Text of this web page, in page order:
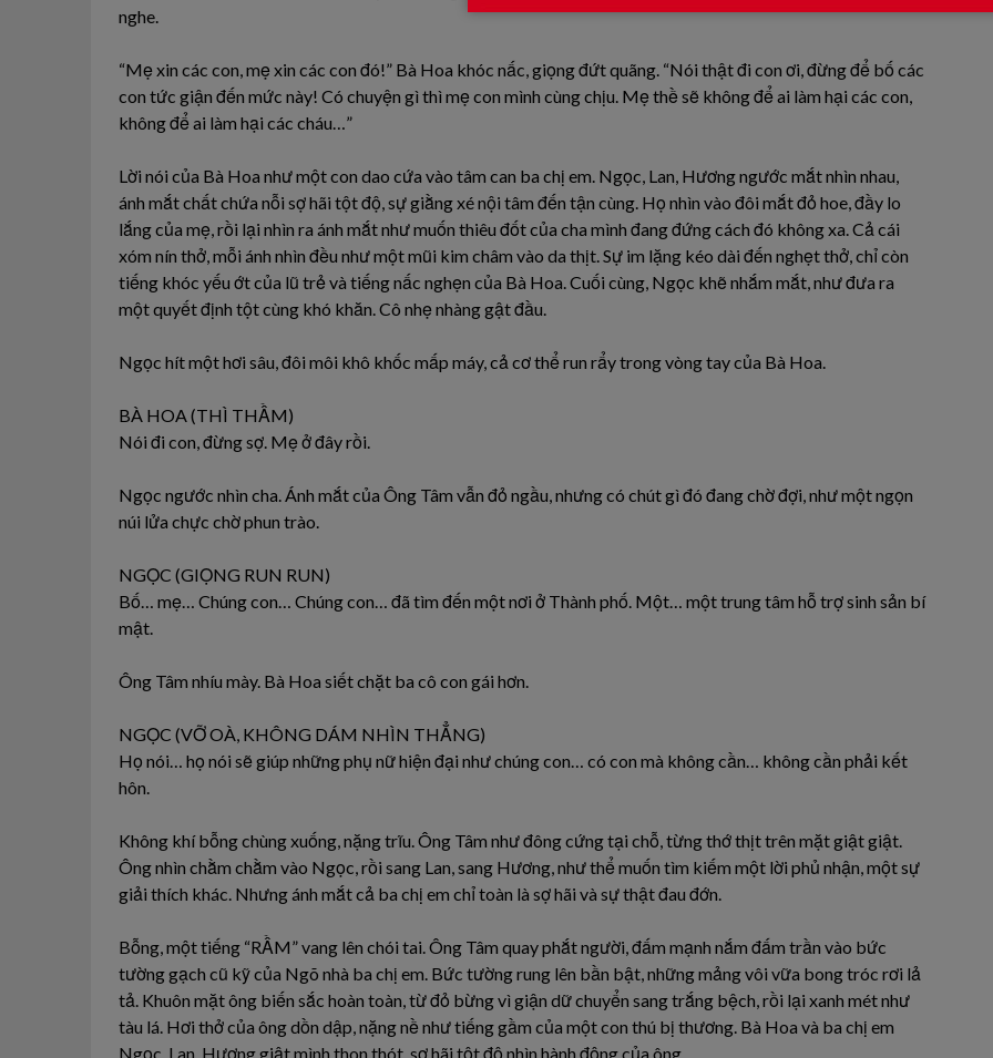
nghe.
“Mẹ xin các con, mẹ xin các con đó!” Bà Hoa khóc nấc, giọng đứt quãng. “Nói thật đi con ơi, đừng để bố các
con tức giận đến mức này! Có chuyện gì thì mẹ con mình cùng chịu. Mẹ thề sẽ không để ai làm hại các con,
không để ai làm hại các cháu…”
Lời nói của Bà Hoa như một con dao cứa vào tâm can ba chị em. Ngọc, Lan, Hương ngước mắt nhìn nhau,
ánh mắt chất chứa nỗi sợ hãi tột độ, sự giằng xé nội tâm đến tận cùng. Họ nhìn vào đôi mắt đỏ hoe, đầy lo
lắng của mẹ, rồi lại nhìn ra ánh mắt như muốn thiêu đốt của cha mình đang đứng cách đó không xa. Cả cái
xóm nín thở, mỗi ánh nhìn đều như một mũi kim châm vào da thịt. Sự im lặng kéo dài đến nghẹt thở, chỉ còn
tiếng khóc yếu ớt của lũ trẻ và tiếng nấc nghẹn của Bà Hoa. Cuối cùng, Ngọc khẽ nhắm mắt, như đưa ra
một quyết định tột cùng khó khăn. Cô nhẹ nhàng gật đầu.
Ngọc hít một hơi sâu, đôi môi khô khốc mấp máy, cả cơ thể run rẩy trong vòng tay của Bà Hoa.
BÀ HOA (THÌ THẦM)
Nói đi con, đừng sợ. Mẹ ở đây rồi.
Ngọc ngước nhìn cha. Ánh mắt của Ông Tâm vẫn đỏ ngầu, nhưng có chút gì đó đang chờ đợi, như một ngọn
núi lửa chực chờ phun trào.
NGỌC (GIỌNG RUN RUN)
Bố… mẹ… Chúng con… Chúng con… đã tìm đến một nơi ở Thành phố. Một… một trung tâm hỗ trợ sinh sản bí
mật.
Ông Tâm nhíu mày. Bà Hoa siết chặt ba cô con gái hơn.
NGỌC (VỠ OÀ, KHÔNG DÁM NHÌN THẲNG)
Họ nói… họ nói sẽ giúp những phụ nữ hiện đại như chúng con… có con mà không cần… không cần phải kết
hôn.
Không khí bỗng chùng xuống, nặng trĩu. Ông Tâm như đông cứng tại chỗ, từng thớ thịt trên mặt giật giật.
Ông nhìn chằm chằm vào Ngọc, rồi sang Lan, sang Hương, như thể muốn tìm kiếm một lời phủ nhận, một sự
giải thích khác. Nhưng ánh mắt cả ba chị em chỉ toàn là sợ hãi và sự thật đau đớn.
Bỗng, một tiếng “RẦM” vang lên chói tai. Ông Tâm quay phắt người, đấm mạnh nắm đấm trần vào bức
tường gạch cũ kỹ của Ngõ nhà ba chị em. Bức tường rung lên bần bật, những mảng vôi vữa bong tróc rơi lả
tả. Khuôn mặt ông biến sắc hoàn toàn, từ đỏ bừng vì giận dữ chuyển sang trắng bệch, rồi lại xanh mét như
tàu lá. Hơi thở của ông dồn dập, nặng nề như tiếng gầm của một con thú bị thương. Bà Hoa và ba chị em
Ngọc, Lan, Hương giật mình thon thót, sợ hãi tột độ nhìn hành động của ông.